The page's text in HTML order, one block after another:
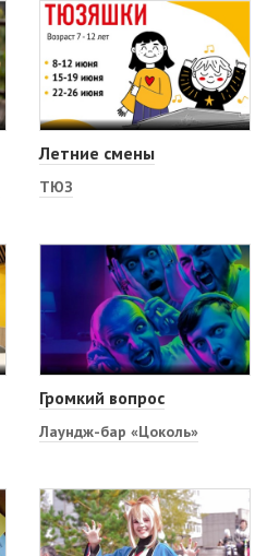
Летние смены
ТЮЗ
Громкий вопрос
Лаундж-бар «Цоколь»